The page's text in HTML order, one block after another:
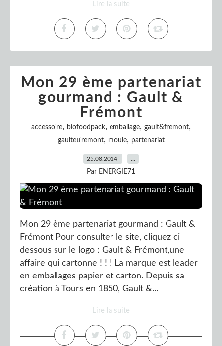
Lire la suite
Mon 29 ème partenariat
gourmand : Gault &
Frémont
accessoire, biofoodpack, emballage, gault&fremont,
gaultetfremont, moule, partenariat
25.08.2014
Par ENERGIE71
Mon 29 ème partenariat gourmand : Gault &
Frémont Pour consulter le site, cliquez ci
dessous sur le logo : Gault & Frémont,une
affaire qui cartonne ! ! ! La marque est leader
en emballages papier et carton. Depuis sa
création à Tours en 1850, Gault &...
Lire la suite